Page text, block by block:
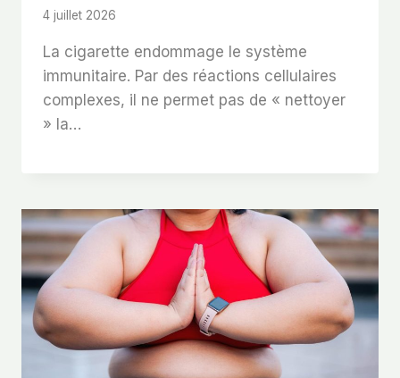
4 juillet 2026
La cigarette endommage le système
immunitaire. Par des réactions cellulaires
complexes, il ne permet pas de « nettoyer
» la…